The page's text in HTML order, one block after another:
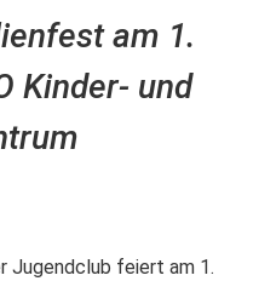
am 1.
Kinder- und
Jugendclub feiert am 1.